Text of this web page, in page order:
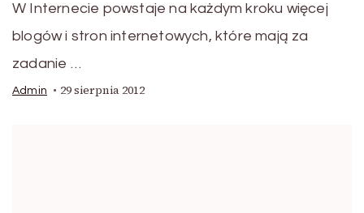
W Internecie powstaje na każdym kroku więcej
blogów i stron internetowych, które mają za
zadanie …
Admin 29 sierpnia 2012